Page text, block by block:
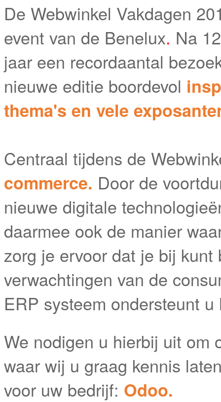
De Webwinkel Vakdagen
event van de Benelux. Na
jaar een recordaantal
nieuwe editie boordevol
thema's en vele
Centraal tijdens de
commerce. Door de
nieuwe digitale
daarmee ook de manier
zorg je ervoor dat je bij
verwachtingen van de
ERP systeem ondersteunt u
We nodigen u hierbij uit om
waar wij u graag kennis
voor uw bedrijf: Odoo.